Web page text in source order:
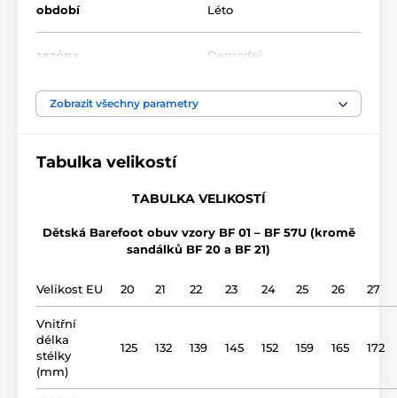
období Léto
sezóna Doprodej
šíře chodidla
vycházková obuv
svršek kůže
podrážka
drop)
název modelu BF 50
Zobrazit všechny parametry
Tabulka velikostí
TABULKA VELIKOSTÍ
Dětská Barefoot obuv vzory BF 01 – BF 57U (kromě
sandálků BF 20 a BF 21)
Velikost EU 20 21 22 23 24 25 26 27
Vnitřní
délka
stélky
(mm)
125 132 139 145 152 159 165 172